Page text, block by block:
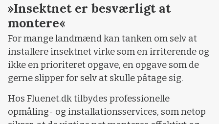
»Insektnet er besværligt at
montere«
For mange landmænd kan tanken om selv at
installere insektnet virke som en irriterende og
ikke en prioriteret opgave, en opgave som de
gerne slipper for selv at skulle påtage sig.
Hos Fluenet.dk tilbydes professionelle
opmåling- og installationsservices, som netop